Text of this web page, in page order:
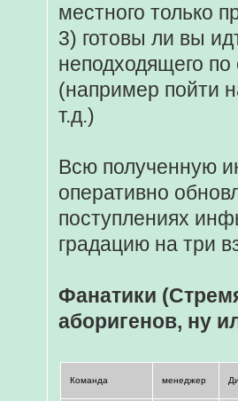
местного только
3) готовы ли вы
неподходящего по
(например пойти
т.д.)
Всю полученную
оперативно
поступлениях
градацию на три
Фанатики
аборигенов, ну
Команда менеджер